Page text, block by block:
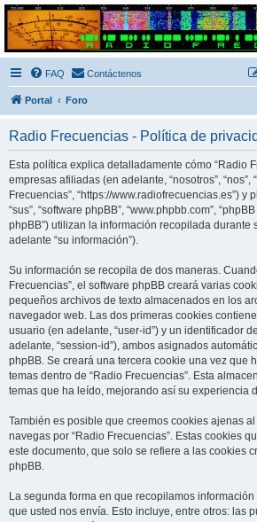
Radio Frecuencias
Foro de Radio Frecuencias
FAQ Contáctenos
Portal Foro
Radio Frecuencias - Política de
Esta política explica detalladamente cómo “Radio
empresas afiliadas (en adelante, “nosotros”, “nos”,
Frecuencias”, “https://www.radiofrecuencias.es”) y
“sus”, “software phpBB”, “www.phpbb.com”,
phpBB”) utilizan la información recopilada durante
adelante “su información”).
Su información se recopila de dos maneras.
Frecuencias”, el software phpBB creará varias
pequeños archivos de texto almacenados en los
navegador web. Las dos primeras cookies
usuario (en adelante, “user-id”) y un identificador
adelante, “session-id”), ambos asignados
phpBB. Se creará una tercera cookie una vez que
temas dentro de “Radio Frecuencias”. Esta
temas que ha leído, mejorando así su experiencia
También es posible que creemos cookies ajenas
navegas por “Radio Frecuencias”. Estas cookies
este documento, que solo se refiere a las cookies
phpBB.
La segunda forma en que recopilamos
que usted nos envía. Esto incluye, entre otros: las